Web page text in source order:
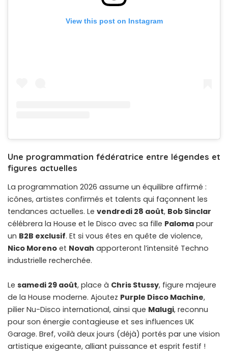
View this post on Instagram
Une programmation fédératrice entre légendes et
figures actuelles
La programmation 2026 assume un équilibre affirmé :
icônes, artistes confirmés et talents qui façonnent les
tendances actuelles. Le vendredi 28 août, Bob Sinclar
célébrera la House et le Disco avec sa fille Paloma pour
un B2B exclusif. Et si vous êtes en quête de violence,
Nico Moreno et Novah apporteront l’intensité Techno
industrielle recherchée.
Le samedi 29 août, place à Chris Stussy, figure majeure
de la House moderne. Ajoutez Purple Disco Machine,
pilier Nu-Disco international, ainsi que Malugi, reconnu
pour son énergie contagieuse et ses influences UK
Garage. Bref, voilà deux jours (déjà) portés par une vision
artistique exigeante, alliant puissance et esprit festif !